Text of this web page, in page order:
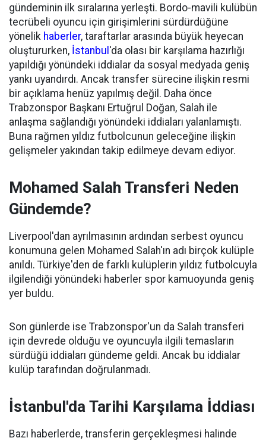
gündeminin ilk sıralarına yerleşti. Bordo-mavili kulübün
tecrübeli oyuncu için girişimlerini sürdürdüğüne
yönelik haberler, taraftarlar arasında büyük heyecan
oluştururken, İstanbul 'da olası bir karşılama hazırlığı
yapıldığı yönündeki iddialar da sosyal medyada geniş
yankı uyandırdı. Ancak transfer sürecine ilişkin resmi
bir açıklama henüz yapılmış değil. Daha önce
Trabzonspor Başkanı Ertuğrul Doğan, Salah ile
anlaşma sağlandığı yönündeki iddiaları yalanlamıştı.
Buna rağmen yıldız futbolcunun geleceğine ilişkin
gelişmeler yakından takip edilmeye devam ediyor.
Mohamed Salah Transferi Neden
Gündemde?
Liverpool'dan ayrılmasının ardından serbest oyuncu
konumuna gelen Mohamed Salah'ın adı birçok kulüple
anıldı. Türkiye'den de farklı kulüplerin yıldız futbolcuyla
ilgilendiği yönündeki haberler spor kamuoyunda geniş
yer buldu.
Son günlerde ise Trabzonspor'un da Salah transferi
için devrede olduğu ve oyuncuyla ilgili temasların
sürdüğü iddiaları gündeme geldi. Ancak bu iddialar
kulüp tarafından doğrulanmadı.
İstanbul'da Tarihi Karşılama İddiası
Bazı haberlerde, transferin gerçekleşmesi halinde